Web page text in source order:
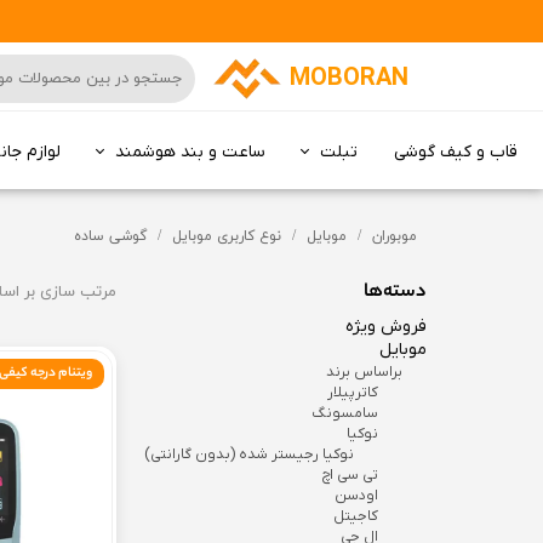
MOBORAN
قاب و کیف گوشی تبلت ساعت و بند هوشمند لوازم
موبوران موبایل نوع کاربری موبایل گوشی ساده
دسته‌ها
فروش ویژه
موبایل
براساس برند
کاترپیلار
سامسونگ
نوکیا
نوکیا رجیستر شده (بدون گارانتی)
تی سی اچ
اودسن
کاجیتل
ال جی
مرتب سازی بر
ویتنام درجه کیفی A+